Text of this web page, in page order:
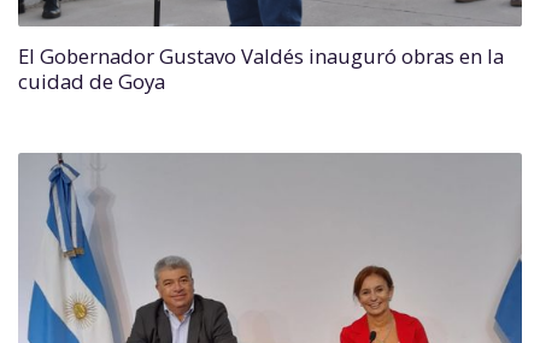
El Gobernador Gustavo Valdés inauguró obras en la
cuidad de Goya